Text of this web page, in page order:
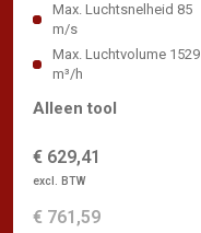
Max. Luchtsnelheid 85
m/s
Max. Luchtvolume 1529
m³/h
€ 629,41
excl. BTW
€ 761,59
Alleen tool